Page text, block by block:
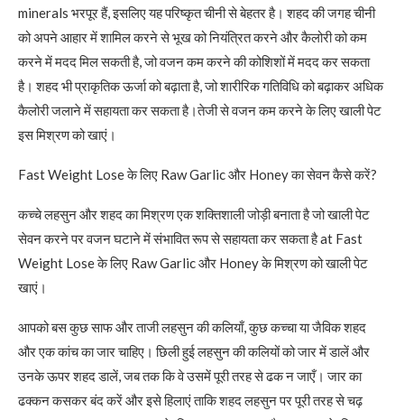
minerals भरपूर हैं, इसलिए यह परिष्कृत चीनी से बेहतर है। शहद की जगह चीनी
को अपने आहार में शामिल करने से भूख को नियंत्रित करने और कैलोरी को कम
करने में मदद मिल सकती है, जो वजन कम करने की कोशिशों में मदद कर सकता
है। शहद भी प्राकृतिक ऊर्जा को बढ़ाता है, जो शारीरिक गतिविधि को बढ़ाकर अधिक
कैलोरी जलाने में सहायता कर सकता है।तेजी से वजन कम करने के लिए खाली पेट
इस मिश्रण को खाएं।
Fast Weight Lose के लिए Raw Garlic और Honey का सेवन कैसे करें?
कच्चे लहसुन और शहद का मिश्रण एक शक्तिशाली जोड़ी बनाता है जो खाली पेट
सेवन करने पर वजन घटाने में संभावित रूप से सहायता कर सकता है at Fast
Weight Lose के लिए Raw Garlic और Honey के मिश्रण को खाली पेट
खाएं।
आपको बस कुछ साफ और ताजी लहसुन की कलियाँ, कुछ कच्चा या जैविक शहद
और एक कांच का जार चाहिए। छिली हुई लहसुन की कलियों को जार में डालें और
उनके ऊपर शहद डालें, जब तक कि वे उसमें पूरी तरह से ढक न जाएँ। जार का
ढक्कन कसकर बंद करें और इसे हिलाएं ताकि शहद लहसुन पर पूरी तरह से चढ़